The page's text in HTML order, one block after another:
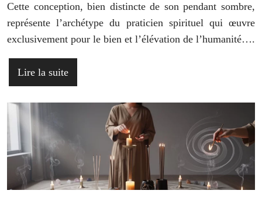
Cette conception, bien distincte de son pendant sombre,
représente l’archétype du praticien spirituel qui œuvre
exclusivement pour le bien et l’élévation de l’humanité….
Lire la suite